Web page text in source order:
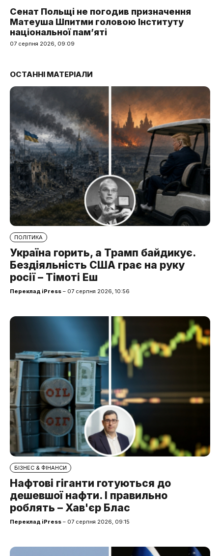
Сенат Польщі не погодив призначення
Матеуша Шпитми головою Інституту
національної пам’яті
07 серпня 2026, 09:09
ОСТАННІ МАТЕРІАЛИ
ПОЛІТИКА
Україна горить, а Трамп байдикує.
Бездіяльність США грає на руку
росії – Тімоті Еш
Переклад iPress – 07 серпня 2026, 10:56
БІЗНЕС & ФІНАНСИ
Нафтові гіганти готуються до
дешевшої нафти. І правильно
роблять – Хав'єр Блас
Переклад iPress – 07 серпня 2026, 09:15